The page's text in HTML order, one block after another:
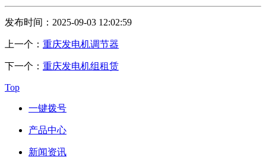
发布时间：2025-09-03 12:02:59
上一个： 重庆发电机调节器
下一个： 重庆发电机组租赁
Top
一键拨号
产品中心
新闻资讯